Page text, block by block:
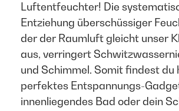
Luftentfeuchter! Die
Entziehung überschüssiger
der der Raumluft gleicht unser
aus, verringert
und Schimmel. Somit findest du
perfektes Entspannungs-
innenliegendes Bad oder dein